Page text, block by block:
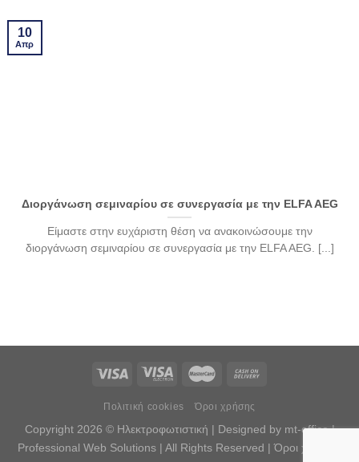
Διοργάνωση σεμιναρίου σε συνεργασία με την ELFA AEG
Είμαστε στην ευχάριστη θέση να ανακοινώσουμε την
διοργάνωση σεμιναρίου σε συνεργασία με την ELFA AEG. [...]
10
Απρ
Πολιτική cookies Όροι χρήσης
Copyright 2026 © Ηλεκτροφωτιστική | Designed by mt-office |
Professional Web Solutions| All Rights Reserved |Όροι χρήσης